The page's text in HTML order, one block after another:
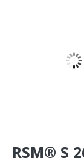
RSM® S